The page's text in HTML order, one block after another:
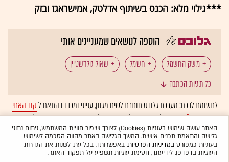
***גילוי מלא: הכנס בשיתוף אדלטק, אמישראגז ובזק
הוספה לנושאים שמעניינים אותי
משק החשמל חשמל שאול גולדשטיין
ייצור חשמל חברת החשמל התחממות גלובלית
נדל"ן: תשתיות אנרגיה ירוקה אנרגיה מתחדשת
כל תגיות הכתבה
לתשומת לבכם: מערכת גלובס חותרת לשיח מגוון, ענייני ומכבד בהתאם לקוד האתי
המופיעבדו"ח האמוןלפיו אנו פועלים. ביטויי אלימות, גזענות, הסתה או כל שיח
בלתי הולם אחר מסוננים בצורהאוטומטיתולא יפורסמו באתר.
האתר עושה שימוש בעוגיות (Cookies) לצורך שיפור חוויית המשתמש, ניתוח נתוני
גלישה והתאמת תכנים אישית. המשך הגלישה באתר מהווה הסכמה לשימוש
בעוגיות כמפורטבמדיניות הפרטיות. באפשרותך, בכל עת, לשנות את הגדרות
העוגיות בדפדפן. לידיעתך, חסימת עוגיות תשפיע על תפקוד האתר.